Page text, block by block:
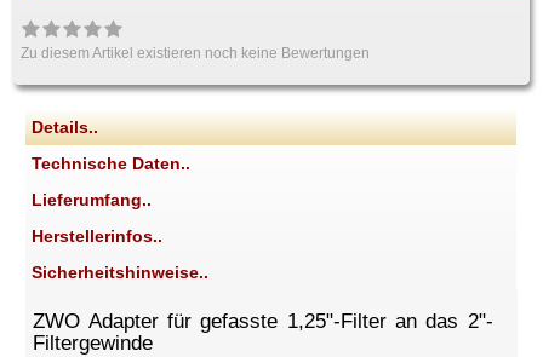
Zu diesem Artikel existieren noch keine Bewertungen
Details..
Technische Daten..
Lieferumfang..
Herstellerinfos..
Sicherheitshinweise..
ZWO Adapter für gefasste 1,25"-Filter an das 2"-
Filtergewinde